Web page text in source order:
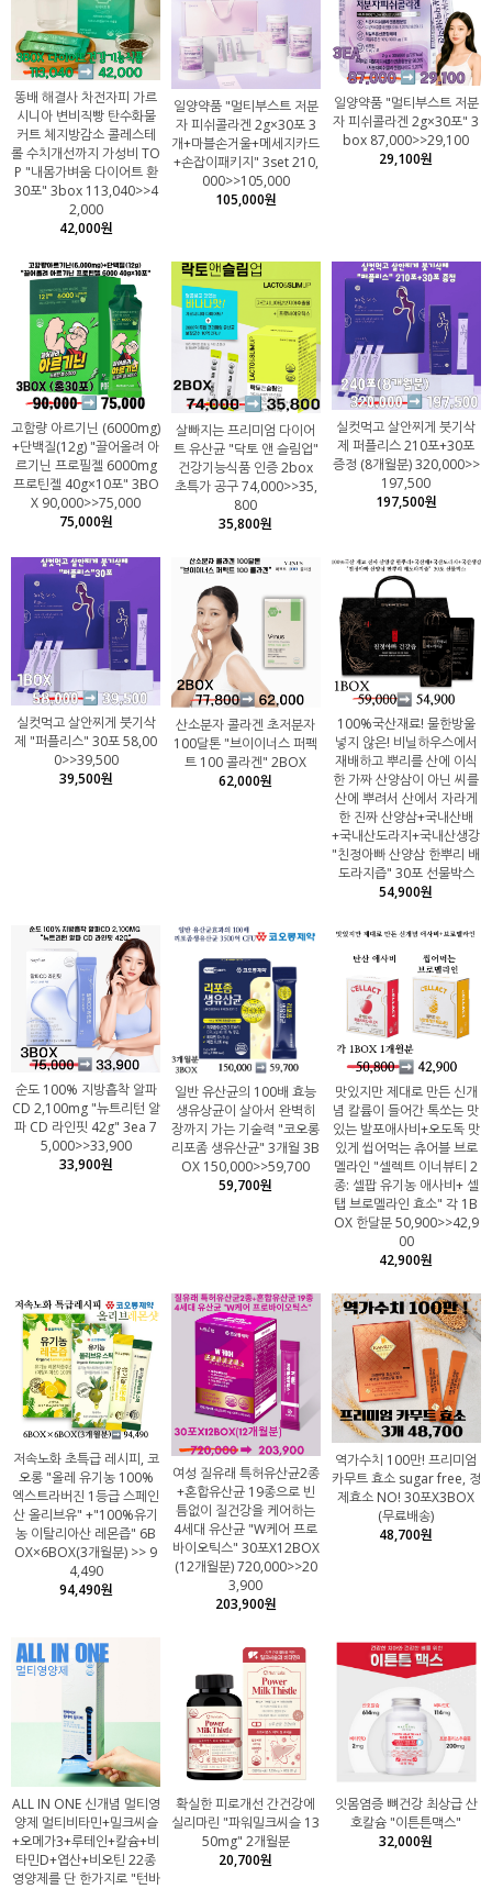
똥배 해결사 차전자피 가르
시니아 변비직빵 탄수화물
커트 체지방감소 콜레스테
롤 수치개선까지 가성비 TO
P "내몸가벼움 다이어트 환
30포" 3box 113,040>>4
2,000
42,000원
일양약품 "멀티부스트 저분
자 피쉬콜라겐 2g×30포 3
개+마블손거울+메세지카드
+손잡이패키지" 3set 210,
000>>105,000
105,000원
일양약품 "멀티부스트 저분
자 피쉬콜라겐 2g×30포" 3
box 87,000>>29,100
29,100원
고함량 아르기닌 (6000mg)
+단백질(12g) "끌어올려 아
르기닌 프로필젤 6000mg
프로틴젤 40g×10포" 3BO
X 90,000>>75,000
75,000원
살빠지는 프리미엄 다이어
트 유산균 "닥토 앤 슬림업"
건강기능식품 인증 2box
초특가 공구 74,000>>35,
800
35,800원
실컷먹고 살안찌게 붓기삭
제 퍼플리스 210포+30포
증정 (8개월분) 320,000>>
197,500
197,500원
실컷먹고 살안찌게 붓기삭
제 "퍼플리스" 30포 58,00
0>>39,500
39,500원
산소분자 콜라겐 초저분자
100달톤 "브이이너스 퍼펙
트 100 콜라겐" 2BOX
62,000원
100%국산재료! 물한방울
넣지 않은! 비닐하우스에서
재배하고 뿌리를 산에 이식
한 가짜 산양삼이 아닌 씨를
산에 뿌려서 산에서 자라게
한 진짜 산양삼+국내산배
+국내산도라지+국내산생강
"친정아빠 산양삼 한뿌리 배
도라지즙" 30포 선물박스
54,900원
순도 100% 지방흡착 알파
CD 2,100mg "뉴트리턴 알
파 CD 라인핏 42g" 3ea 7
5,000>>33,900
33,900원
일반 유산균의 100배 효능
생유상균이 살아서 완벽히
장까지 가는 기술력 "코오롱
리포좀 생유산균" 3개월 3B
OX 150,000>>59,700
59,700원
맛있지만 제대로 만든 신개
념 칼륨이 들어간 톡쏘는 맛
있는 발포애사비+오도독 맛
있게 씹어먹는 츄어블 브로
멜라인 "셀렉트 이너뷰티 2
종: 셀팝 유기농 애사비+ 셀
탭 브로멜라인 효소" 각 1B
OX 한달분 50,900>>42,9
00
42,900원
저속노화 초특급 레시피, 코
오롱 "올레 유기농 100%
엑스트라버진 1등급 스페인
산 올리브유" +"100%유기
농 이탈리아산 레몬즙" 6B
OX×6BOX(3개월분) >> 9
4,490
94,490원
여성 질유래 특허유산균2종
+혼합유산균 19종으로 빈
틈없이 질건강을 케어하는
4세대 유산균 "W케어 프로
바이오틱스" 30포X12BOX
(12개월분) 720,000>>20
3,900
203,900원
역가수치 100만! 프리미엄
카무트 효소 sugar free, 정
제효소 NO! 30포X3BOX
(무료배송)
48,700원
ALL IN ONE 신개념 멀티영
양제 멀티비타민+밀크씨슬
+오메가3+루테인+칼슘+비
타민D+엽산+비오틴 22종
영양제를 단 한가지로 "턴바
확실한 피로개선 간건강에
실리마린 "파워밀크씨슬 13
50mg" 2개월분
20,700원
잇몸염증 뼈건강 최상급 산
호칼슘 "이튼튼맥스"
32,000원